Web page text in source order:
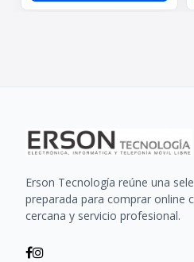
Erson Tecnología reúne una
preparada para comprar online
cercana y servicio profesional.